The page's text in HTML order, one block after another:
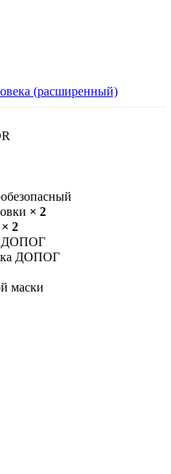
(расширенный)
× 2
× 2
ДОПОГ
ДОПОГ
маски